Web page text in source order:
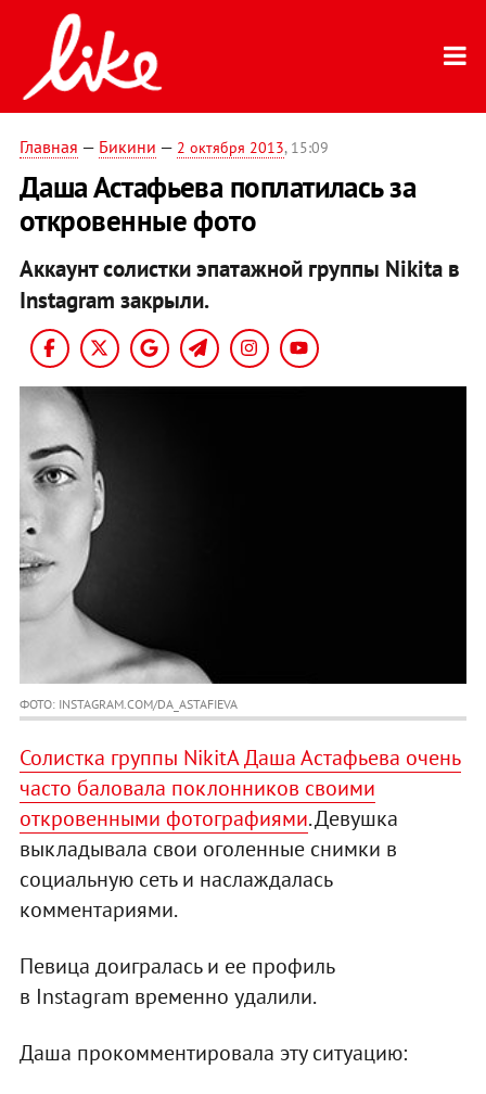
Главная — Бикини — 2 октября 2013, 15:09
Даша Астафьева поплатилась за
откровенные фото
Аккаунт солистки эпатажной группы Nikita в
Instagram закрыли.
ФОТО: INSTAGRAM.COM/DA_ASTAFIEVA
Солистка группы NikitA Даша Астафьева очень
часто баловала поклонников своими
откровенными фотографиями. Девушка
выкладывала свои оголенные снимки в
социальную сеть и наслаждалась
комментариями.
Певица доигралась и ее профиль
в Instagram временно удалили.
Даша прокомментировала эту ситуацию: